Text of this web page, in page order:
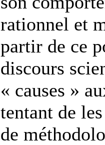
rationnel et
partir de ce
discours
« causes »
tentant de
de